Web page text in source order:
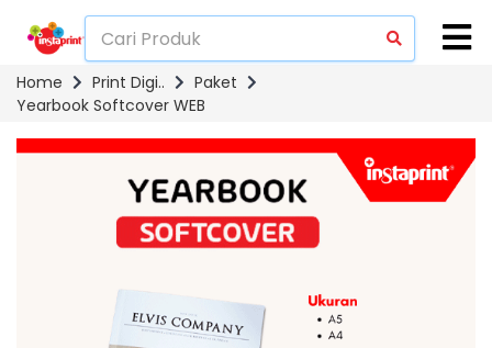
Home Print Digi..
Paket
Yearbook Softcover WEB